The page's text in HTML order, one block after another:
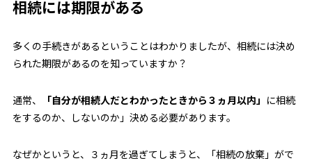
相続には期限がある
多くの手続きがあるということはわかりましたが、 相続には決め
られた期限があるのを知っていますか？
通常、 「自分が相続人だとわかったときから３ヵ月以内」 に相続
をするのか、しないのか」決める必要があります。
なぜかというと、
３ヵ月を過ぎてしまうと、「相続の放棄」がで